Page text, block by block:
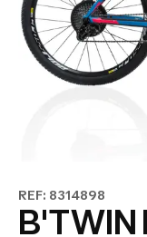
REF: 8314898
B'TWIN